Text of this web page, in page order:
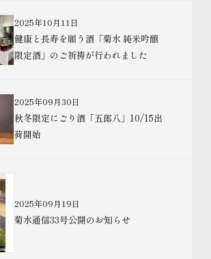
2025年10月11日
健康と長寿を願う酒「菊水 純米吟醸
限定酒」のご祈祷が行われました
2025年09月30日
秋冬限定にごり酒「五郎八」10/15出
荷開始
2025年09月19日
菊水通信33号公開のお知らせ